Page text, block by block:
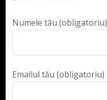
Numele tău (obligatoriu)
Emailul tău (obligatoriu)